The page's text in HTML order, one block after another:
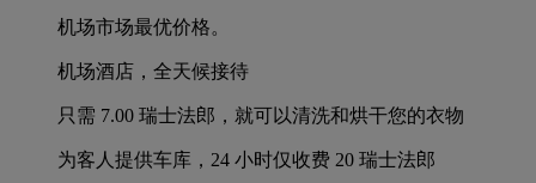
机场市场最优价格。
机场酒店，全天候接待
只需 7.00 瑞士法郎，就可以清洗和烘干您的衣物
为客人提供车库，24 小时仅收费 20 瑞士法郎